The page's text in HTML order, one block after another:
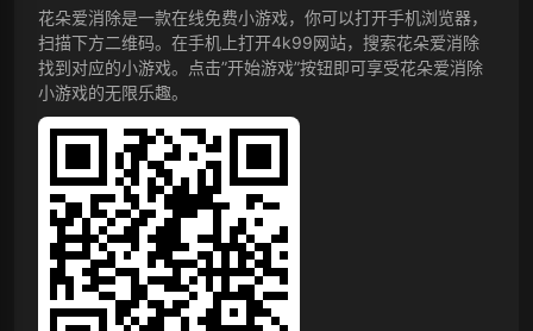
花朵爱消除是一款在线免费小游戏，你可以打开手机浏览器，
扫描下方二维码。在手机上打开4k99网站，搜索花朵爱消除
找到对应的小游戏。点击”开始游戏”按钮即可享受花朵爱消除
小游戏的无限乐趣。